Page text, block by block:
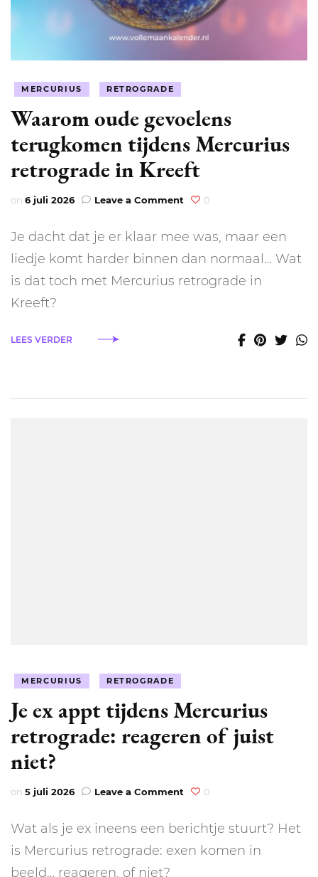
MERCURIUS RETROGRADE
Waarom oude gevoelens
terugkomen tijdens Mercurius
retrograde in Kreeft
on 6 juli 2026 Leave a Comment on
gevoelens
terugkomen
Mercurius
0
Je dacht dat je er klaar mee was, maar een
liedje komt harder binnen dan normaal… Wat
is dat toch met Mercurius retrograde in
Kreeft?
LEES VERDER
MERCURIUS RETROGRADE
Je ex appt tijdens Mercurius
retrograde: reageren of juist
niet?
on 5 juli 2026 Leave a Comment on
appt
tijdens
0
Wat als je ex ineens een berichtje stuurt? Het
is Mercurius retrograde: exen komen in
beeld… reageren, of niet?